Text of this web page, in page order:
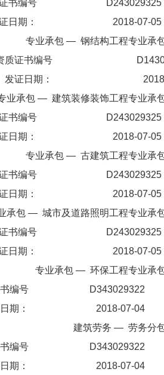
书编号
D243029325
日期：
2018-07-05
专业承包 — 钢结构工程专业承
质证书编号
发证日期：
业承包 — 建筑装修装饰工程专业承
书编号
D243029325
日期：
2018-07-05
专业承包 — 古建筑工程专业承
书编号
D243029325
日期：
2018-07-05
承包 — 城市及道路照明工程专业承
书编号
D243029325
日期：
2018-07-05
专业承包 — 环保工程专业承
编号
D343029322
期：
2018-07-04
建筑劳务 — 劳务分
编号
D343029322
期：
2018-07-04